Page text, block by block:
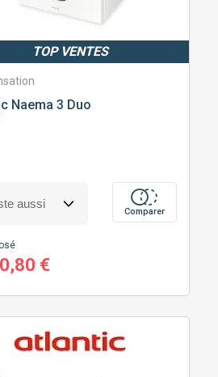
TOP VENTES
Naema 3 Duo
Comparer
€